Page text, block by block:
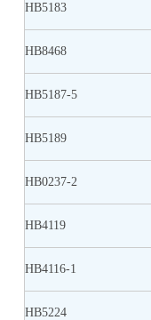
HB5183
HB8468
HB5187-5
HB5189
HB0237-2
HB4119
HB4116-1
HB5224